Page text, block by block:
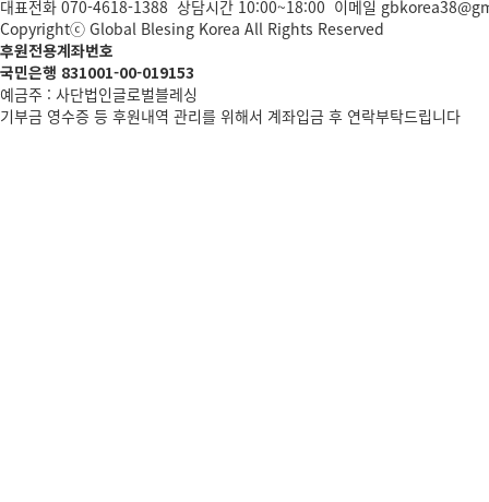
대표전화 070-4618-1388 상담시간 10:00~18:00 이메일
Copyrightⓒ Global Blesing Korea All Rights Reserved
후원전용계좌번호
국민은행 831001-00-019153
예금주 : 사단법인글로벌블레싱
기부금 영수증 등 후원내역 관리를 위해서 계좌입금 후 연락부탁드립니다